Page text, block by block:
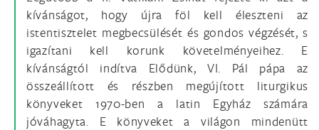
kívánságot, hogy újra föl kell éleszteni az
istentisztelet megbecsülését és gondos végzését, s
igazítani kell korunk követelményeihez. E
kívánságtól indítva Elődünk, VI. Pál pápa az
összeállított és részben megújított liturgikus
könyveket 1970-ben a latin Egyház számára
jóváhagyta. E könyveket a világon mindenütt